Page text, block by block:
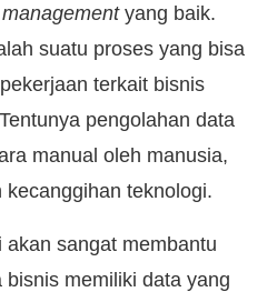
yang baik.
suatu proses yang bisa
terkait bisnis
pengolahan data
manual oleh manusia,
teknologi.
sangat membantu
memiliki data yang